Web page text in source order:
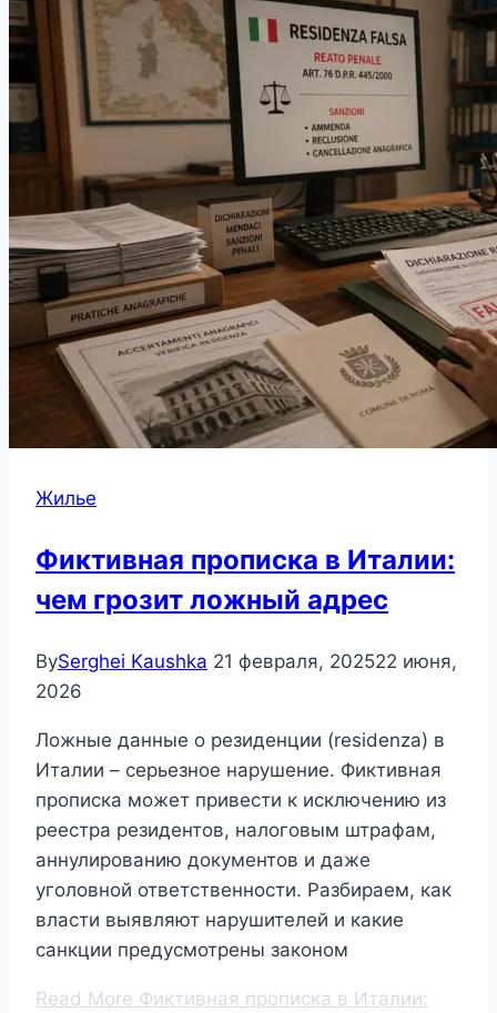
Жилье
Фиктивная прописка в Италии:
чем грозит ложный адрес
BySerghei Kaushka 21 февраля, 202522 июня,
2026
Ложные данные о резиденции (residenza) в
Италии – серьезное нарушение. Фиктивная
прописка может привести к исключению из
реестра резидентов, налоговым штрафам,
аннулированию документов и даже
уголовной ответственности. Разбираем, как
власти выявляют нарушителей и какие
санкции предусмотрены законом
Read More Фиктивная прописка в Италии: